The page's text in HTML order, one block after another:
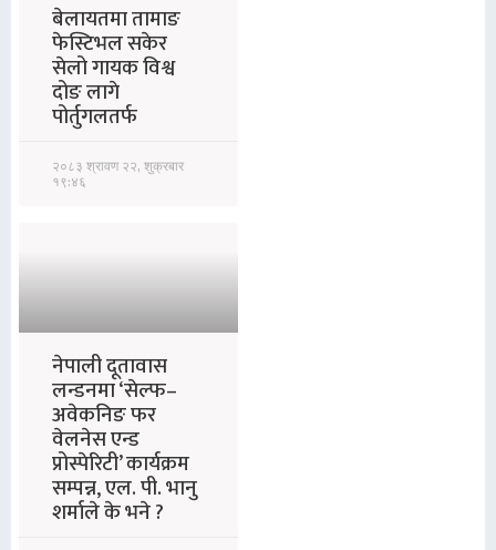
बेलायतमा तामाङ
फेस्टिभल सकेर
सेलो गायक विश्व
दोङ लागे
पोर्तुगलतर्फ
२०८३ श्रावण २२, शुक्रबार
१९:४६
नेपाली दूतावास
लन्डनमा ‘सेल्फ–
अवेकनिङ फर
वेलनेस एन्ड
प्रोस्पेरिटी’ कार्यक्रम
सम्पन्न, एल. पी. भानु
शर्माले के भने ?